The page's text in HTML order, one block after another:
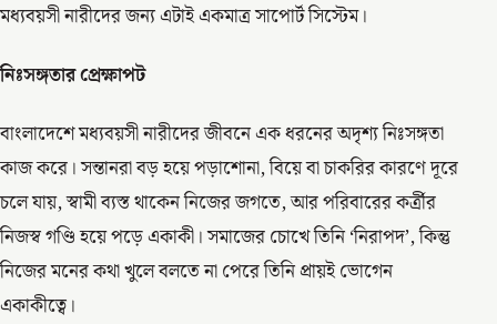
মধ্যবয়সী নারীদের জন্য এটাই একমাত্র সাপোর্ট সিস্টেম।
নিঃসঙ্গতার প্রেক্ষাপট
বাংলাদেশে মধ্যবয়সী নারীদের জীবনে এক ধরনের অদৃশ্য নিঃসঙ্গতা
কাজ করে। সন্তানরা বড় হয়ে পড়াশোনা, বিয়ে বা চাকরির কারণে দূরে
চলে যায়, স্বামী ব্যস্ত থাকেন নিজের জগতে, আর পরিবারের কর্ত্রীর
নিজস্ব গণ্ডি হয়ে পড়ে একাকী। সমাজের চোখে তিনি ‘নিরাপদ’, কিন্তু
নিজের মনের কথা খুলে বলতে না পেরে তিনি প্রায়ই ভোগেন
একাকীত্বে।